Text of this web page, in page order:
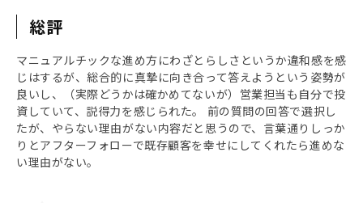
総評
マニュアルチックな進め方にわざとらしさというか違和感を感
じはするが、総合的に真摯に向き合って答えようという姿勢が
良いし、（実際どうかは確かめてないが）営業担当も自分で投
資していて、説得力を感じられた。 前の質問の回答で選択し
たが、やらない理由がない内容だと思うので、言葉通りしっか
りとアフターフォローで既存顧客を幸せにしてくれたら進めな
い理由がない。